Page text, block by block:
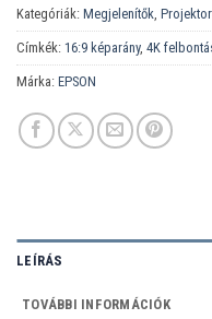
Kategóriák: Megjelenítők
Címkék: 16:9 képarány, 4K
Márka: EPSON
LEÍRÁS
TOVÁBBI INFORMÁCIÓK